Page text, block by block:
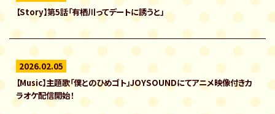
【Story】第5話「有栖川ってデートに誘うと」
2026.02.05
【Music】主題歌「僕とのひめゴト」JOYSOUNDにてアニメ映像付きカ
ラオケ配信開始！